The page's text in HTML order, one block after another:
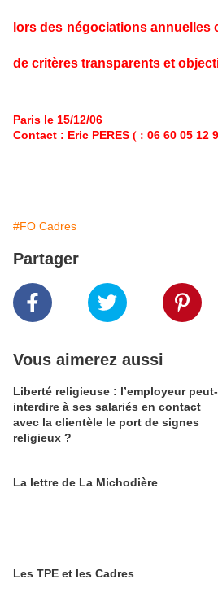
lors des négociations annuelles
de critères transparents et
Paris le 15/12/06
Contact : Eric PERES ( : 06 60 05 12
#FO Cadres
Partager
Vous aimerez aussi
Liberté religieuse : l’employeur
interdire à ses salariés en contact
avec la clientèle le port de signes
religieux ?
La lettre de La Michodière
Les TPE et les Cadres